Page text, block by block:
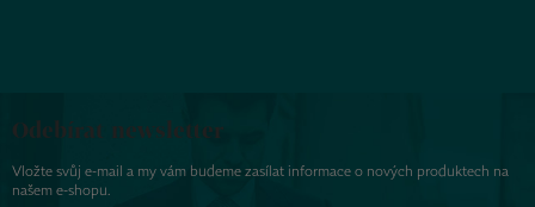
Odebírat newsletter
Vložte svůj e-mail a my vám budeme zasílat informace o nových produktech na
našem e-shopu.